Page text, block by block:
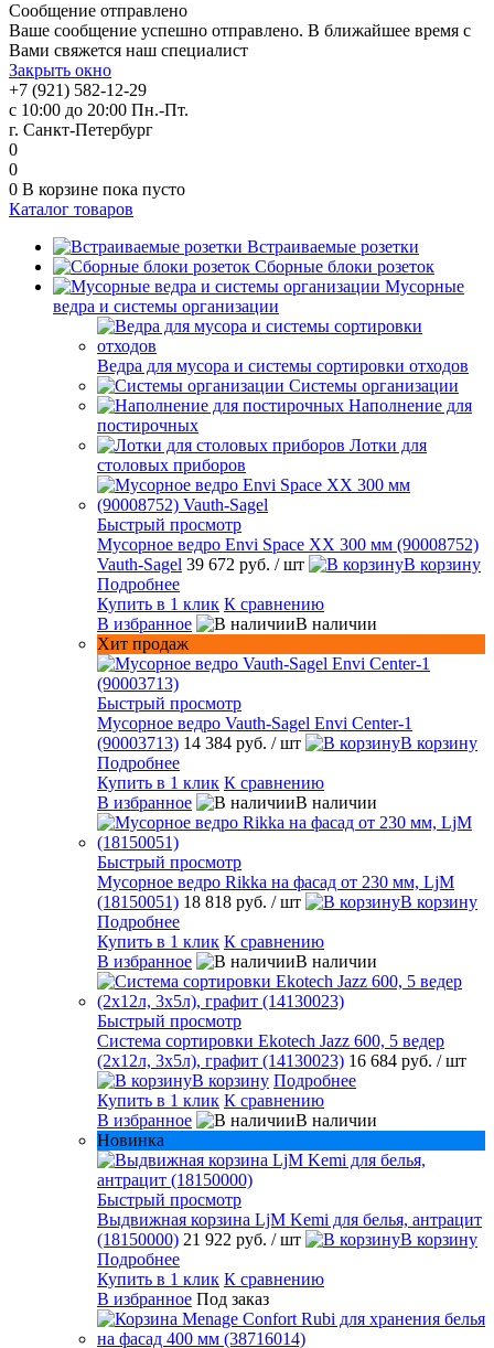
Сообщение отправлено
Ваше сообщение успешно отправлено. В ближайшее время с
Вами свяжется наш специалист
Закрыть окно
+7 (921) 582-12-29
с 10:00 до 20:00 Пн.-Пт.
г. Санкт-Петербург
0
0
0 В корзине пока пусто
Каталог товаров
Встраиваемые розетки
Сборные блоки розеток
Мусорные
ведра и системы организации
Ведра для мусора и системы сортировки отходов
Системы организации
Наполнение для
постирочных
Лотки для
столовых приборов
Быстрый просмотр
Мусорное ведро Envi Space XX 300 мм (90008752)
Vauth-Sagel 39 672 руб. / шт
В корзину
Подробнее
Купить в 1 клик К сравнению
В избранное
В наличии
Хит продаж
Быстрый просмотр
Мусорное ведро Vauth-Sagel Envi Center-1
(90003713) 14 384 руб. / шт
В корзину
Подробнее
Купить в 1 клик К сравнению
В избранное
В наличии
Быстрый просмотр
Мусорное ведро Rikka на фасад от 230 мм, LjM
(18150051) 18 818 руб. / шт
В корзину
Подробнее
Купить в 1 клик К сравнению
В избранное
В наличии
Быстрый просмотр
Система сортировки Ekotech Jazz 600, 5 ведер
(2х12л, 3х5л), графит (14130023) 16 684 руб. / шт
В корзину Подробнее
Купить в 1 клик К сравнению
В избранное
В наличии
Новинка
Быстрый просмотр
Выдвижная корзина LjM Kemi для белья, антрацит
(18150000) 21 922 руб. / шт
В корзину
Подробнее
Купить в 1 клик К сравнению
В избранное Под заказ